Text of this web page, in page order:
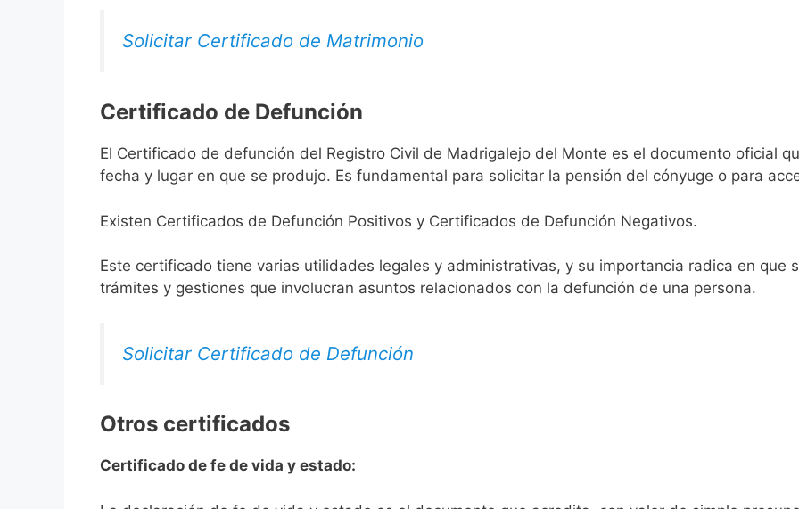
Solicitar Certificado de Matrimonio
Certificado de Defunción
El Certificado de defunción del Registro Civil de Madrigalejo del Monte es el documento oficial
fecha y lugar en que se produjo. Es fundamental para solicitar la pensión del cónyuge o para
Existen Certificados de Defunción Positivos y Certificados de Defunción Negativos.
Este certificado tiene varias utilidades legales y administrativas, y su importancia radica en que
trámites y gestiones que involucran asuntos relacionados con la defunción de una persona.
Solicitar Certificado de Defunción
Otros certificados
Certificado de fe de vida y estado: